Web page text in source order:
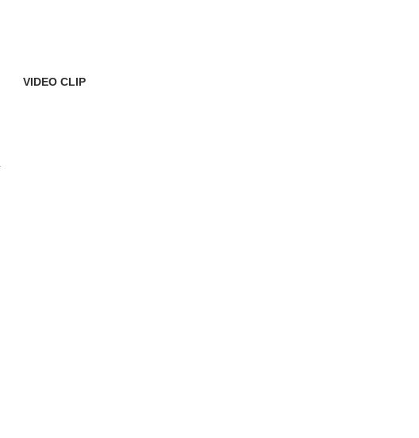
VIDEO CLIP